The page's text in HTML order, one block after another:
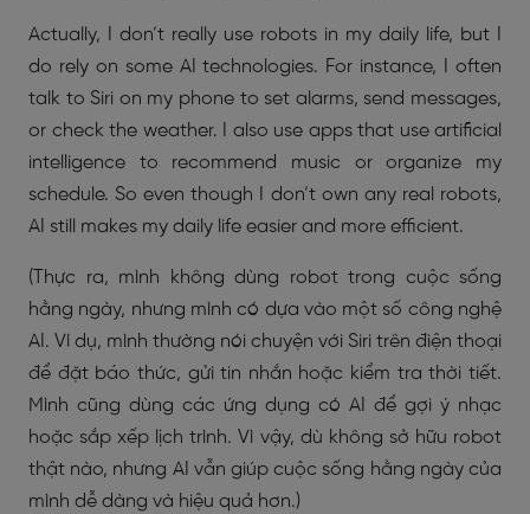
Actually, I don’t really use robots in my daily life, but I
do rely on some AI technologies. For instance, I often
talk to Siri on my phone to set alarms, send messages,
or check the weather. I also use apps that use artificial
intelligence to recommend music or organize my
schedule. So even though I don’t own any real robots,
AI still makes my daily life easier and more efficient.
(Thực ra, mình không dùng robot trong cuộc sống
hằng ngày, nhưng mình có dựa vào một số công nghệ
AI. Ví dụ, mình thường nói chuyện với Siri trên điện thoại
để đặt báo thức, gửi tin nhắn hoặc kiểm tra thời tiết.
Mình cũng dùng các ứng dụng có AI để gợi ý nhạc
hoặc sắp xếp lịch trình. Vì vậy, dù không sở hữu robot
thật nào, nhưng AI vẫn giúp cuộc sống hằng ngày của
mình dễ dàng và hiệu quả hơn.)